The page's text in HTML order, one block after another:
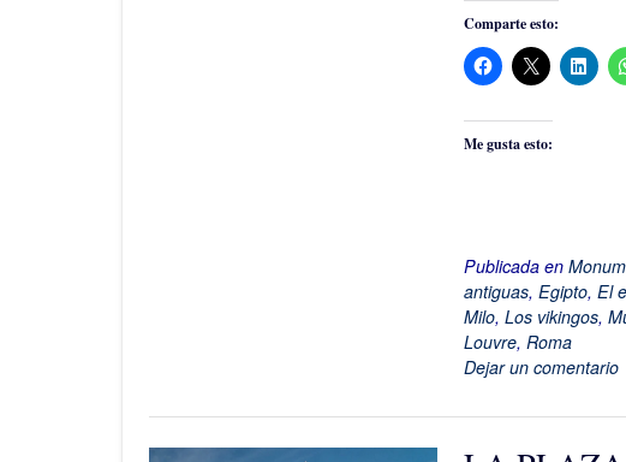
Comparte esto:
Me gusta esto:
Publicada en
antiguas, Egipto, El
Milo, Los vikingos,
Louvre, Roma
Dejar un comentario